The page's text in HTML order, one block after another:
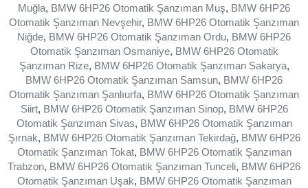
Muğla, BMW 6HP26 Otomatik Şanzıman Muş, BMW 6HP26
Otomatik Şanzıman Nevşehir, BMW 6HP26 Otomatik Şanzıman
Niğde, BMW 6HP26 Otomatik Şanzıman Ordu, BMW 6HP26
Otomatik Şanzıman Osmaniye, BMW 6HP26 Otomatik
Şanzıman Rize, BMW 6HP26 Otomatik Şanzıman Sakarya,
BMW 6HP26 Otomatik Şanzıman Samsun, BMW 6HP26
Otomatik Şanzıman Şanlıurfa, BMW 6HP26 Otomatik Şanzıman
Siirt, BMW 6HP26 Otomatik Şanzıman Sinop, BMW 6HP26
Otomatik Şanzıman Sivas, BMW 6HP26 Otomatik Şanzıman
Şırnak, BMW 6HP26 Otomatik Şanzıman Tekirdağ, BMW 6HP26
Otomatik Şanzıman Tokat, BMW 6HP26 Otomatik Şanzıman
Trabzon, BMW 6HP26 Otomatik Şanzıman Tunceli, BMW 6HP26
Otomatik Şanzıman Uşak, BMW 6HP26 Otomatik Şanzıman